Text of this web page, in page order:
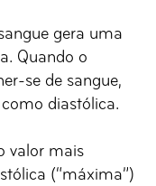
gera uma
Quando o
se de sangue,
diastólica.
valor mais
(“máxima”)